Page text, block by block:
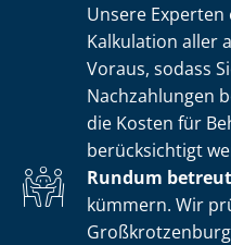
Unsere
Kalkulation aller
Voraus, sodass
Nachzahlungen
die Kosten für
berücksichtigt
Rundum
kümmern. Wir